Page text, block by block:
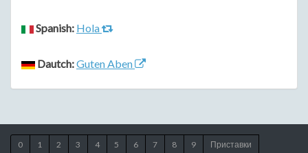
Spanish: Hola
Dautch:Guten Aben
0 1 2 3 4 5 6 7 8 9 Приставки